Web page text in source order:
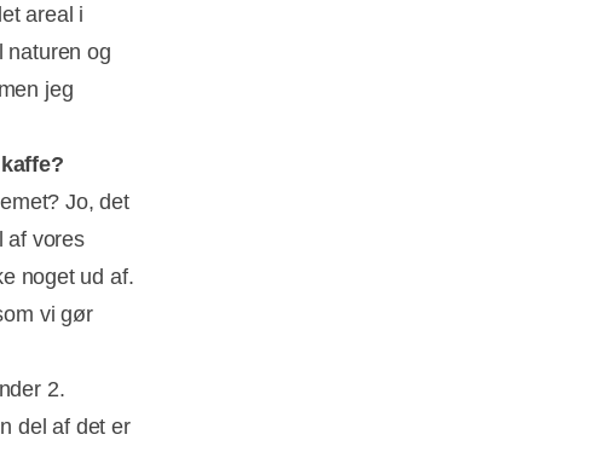
areal i
naturen og
jeg
Jo, det
af vores
noget ud af.
vi gør
2.
del af det er